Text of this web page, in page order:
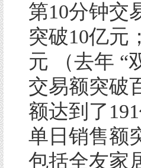
第10分钟交
突破10亿元
元 （去年 “
交易额突破
额达到了
单日销售额
包括全友家